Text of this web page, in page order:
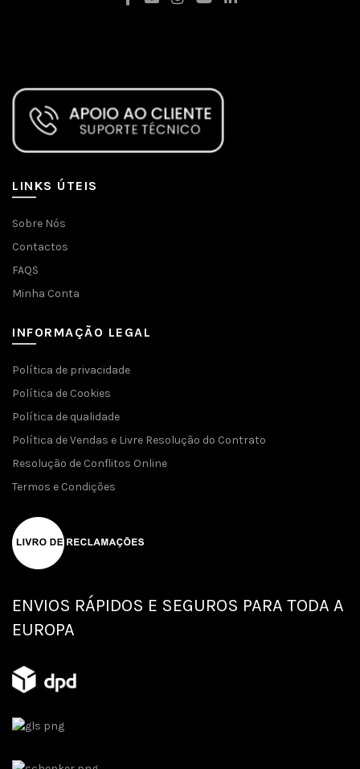
LINKS ÚTEIS
Sobre Nós
Contactos
FAQS
Minha Conta
INFORMAÇÃO LEGAL
Política de privacidade
Política de Cookies
Política de qualidade
Política de Vendas e Livre Resolução do Contrato
Resolução de Conflitos Online
Termos e Condições
ENVIOS RÁPIDOS E SEGUROS PARA TODA A
EUROPA